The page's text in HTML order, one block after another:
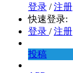
登录 / 注册
快速登录:
登录 / 注册
投稿